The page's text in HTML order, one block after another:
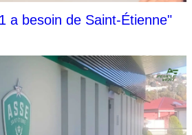
a besoin de Saint-Étienne"